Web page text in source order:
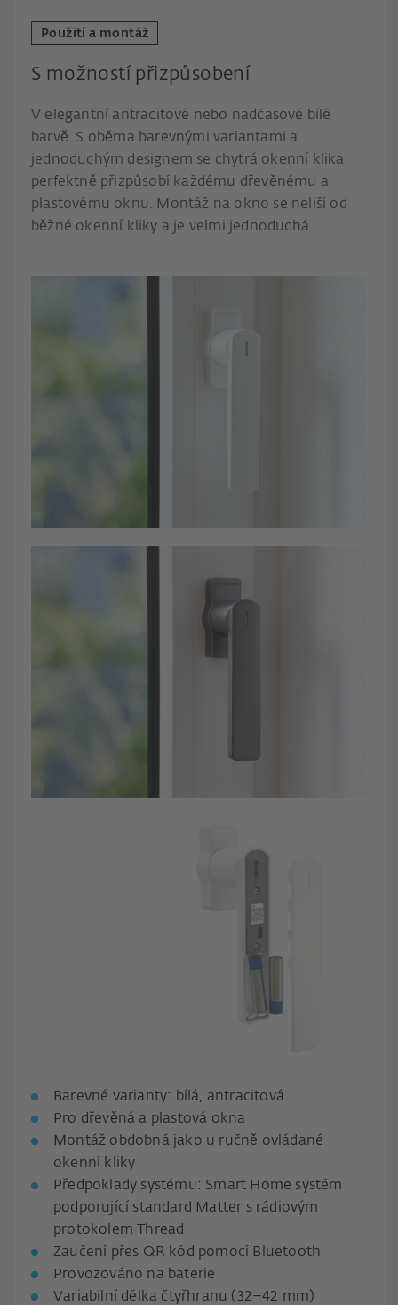
Použití a montáž
S možností přizpůsobení
V elegantní antracitové nebo nadčasové bílé
barvě. S oběma barevnými variantami a
jednoduchým designem se chytrá okenní klika
perfektně přizpůsobí každému dřevěnému a
plastovému oknu. Montáž na okno se neliší od
běžné okenní kliky a je velmi jednoduchá.
Barevné varianty: bílá, antracitová
Pro dřevěná a plastová okna
Montáž obdobná jako u ručně ovládané
okenní kliky
Předpoklady systému: Smart Home systém
podporující standard Matter s rádiovým
protokolem Thread
Zaučení přes QR kód pomocí Bluetooth
Provozováno na baterie
Variabilní délka čtyřhranu (32–42 mm)